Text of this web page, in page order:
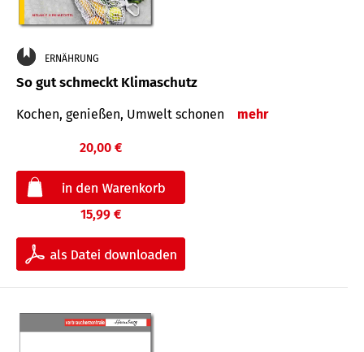
ERNÄHRUNG
So gut schmeckt Klimaschutz
Kochen, genießen, Umwelt schonen mehr
20,00 €
15,99 €